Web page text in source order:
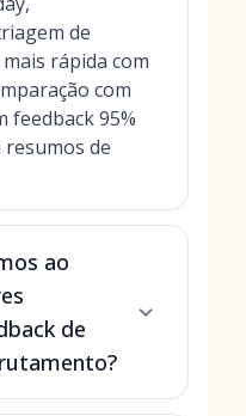
de
rápida com
com
feedback 95%
de
ao
de